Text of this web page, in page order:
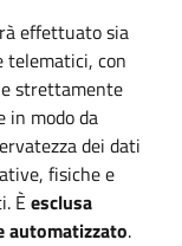
effettuato sia
con
strettamente
in modo da
dei dati
fisiche e
È esclusa
automatizzato.